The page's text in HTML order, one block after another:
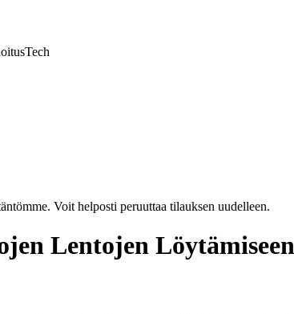
Tech
Voit helposti peruuttaa tilauksen uudelleen.
Lentojen Löytämiseen